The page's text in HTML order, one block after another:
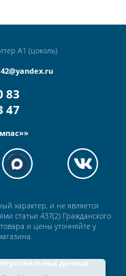
А1 (цоколь)
83
47
характер, и не является
статьи 437(2) Гражданского
и цены уточняйте у
данных